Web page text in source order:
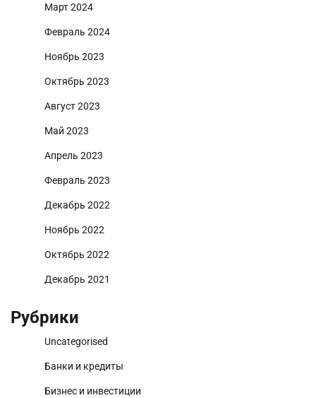
Март 2024
Февраль 2024
Ноябрь 2023
Октябрь 2023
Август 2023
Май 2023
Апрель 2023
Февраль 2023
Декабрь 2022
Ноябрь 2022
Октябрь 2022
Декабрь 2021
Рубрики
Uncategorised
Банки и кредиты
Бизнес и инвестиции